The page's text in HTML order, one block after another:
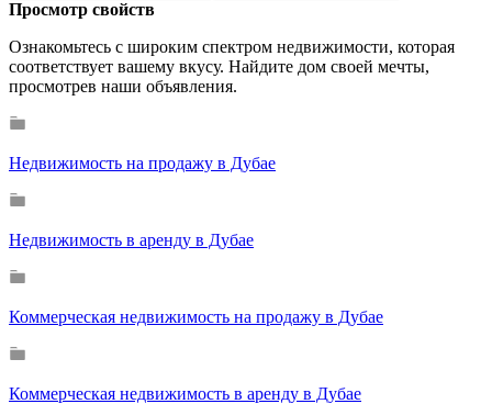
Просмотр свойств
Ознакомьтесь с широким спектром недвижимости, которая
соответствует вашему вкусу. Найдите дом своей мечты,
просмотрев наши объявления.
Недвижимость на продажу в Дубае
Недвижимость в аренду в Дубае
Коммерческая недвижимость на продажу в Дубае
Коммерческая недвижимость в аренду в Дубае